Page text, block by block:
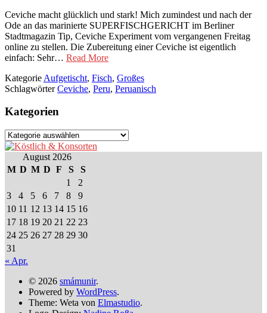
Ceviche macht glücklich und stark! Mich zumindest und nach der
Ode an das marinierte SUPERFISCHGERICHT im Berliner
Stadtmagazin Tip, Ceviche Experiment vom vergangenen Freitag
online zu stellen. Die Zubereitung einer Ceviche ist eigentlich
einfach: Sehr… Read More
Kategorie Aufgetischt, Fisch, Großes
SchlagwörterCeviche, Peru, Peruanisch
Kategorien
Kategorien
August 2026
M D M D F S
S
1
2
3
4 5 6 7 8
9
10 11 12 13 14 15 16
17 18 19 20 21 22 23
24 25 26 27 28 29 30
31
« Apr.
© 2026 smámunir.
Powered by WordPress.
Theme: Weta von Elmastudio.